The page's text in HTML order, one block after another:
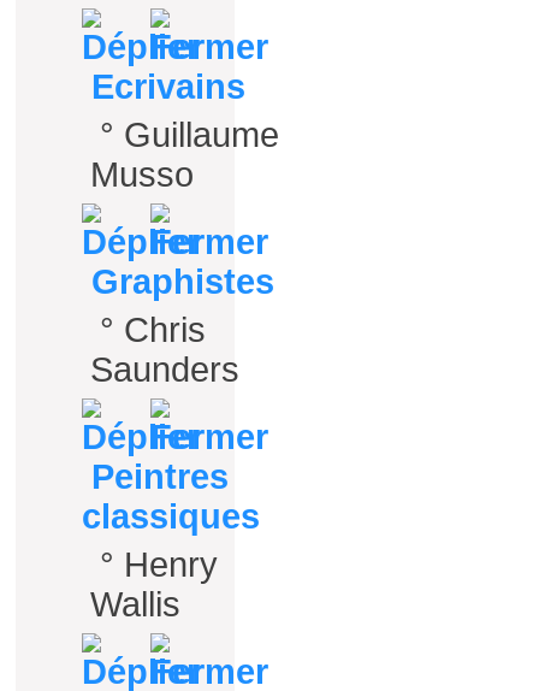
Ecrivains
° Guillaume
Musso
Graphistes
° Chris
Saunders
Peintres
classiques
° Henry
Wallis